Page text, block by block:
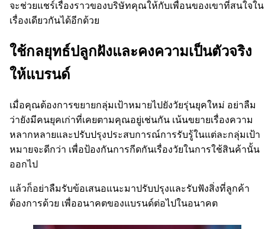
จะช่วยแชร์เรื่องราวของบริษัทคุณให้กับเพื่อนของเขาที่สนใจใน
เรื่องเดียวกันได้อีกด้วย
ใช้กลยุทธ์ปลูกฝังและคงความเป็นตัวจริง
ให้แบรนด์
เมื่อคุณต้องการขยายกลุ่มเป้าหมายไปยังวัยรุ่นยุคใหม่ อย่าลืม
ว่ายังมีคนยุคเก่าที่เคยตามคุณอยู่เช่นกัน เน้นขยายเรื่องความ
หลากหลายและปรับปรุงประสบการณ์การรับรู้ในแต่ละกลุ่มเป้า
หมายจะดีกว่า เพื่อป้องกันการกีดกันเรื่องวัยในการใช้สินค้านั้น
ออกไป
แล้วก็อย่าลืมรับข้อเสนอแนะมาปรับปรุงและรับฟังสิ่งที่ลูกค้า
ต้องการด้วย เพื่ออนาคตของแบรนด์ต่อไปในอนาคต